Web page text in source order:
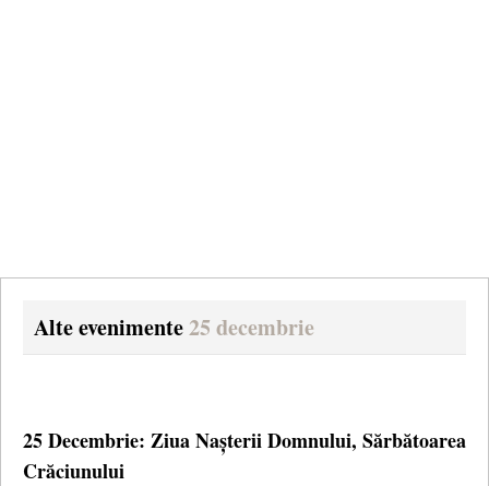
Alte evenimente25 decembrie
25 Decembrie: Ziua Nașterii Domnului, Sărbătoarea
Crăciunului